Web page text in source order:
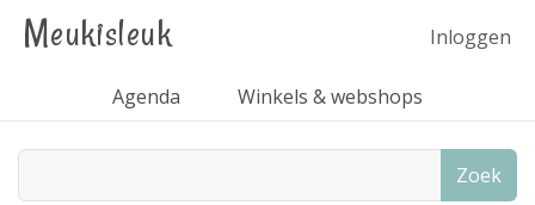
Meukisleuk Inloggen
Agenda Winkels & webshops
Zoek